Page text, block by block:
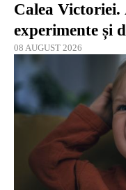
Calea
experimente și
08 AUGUST 2026